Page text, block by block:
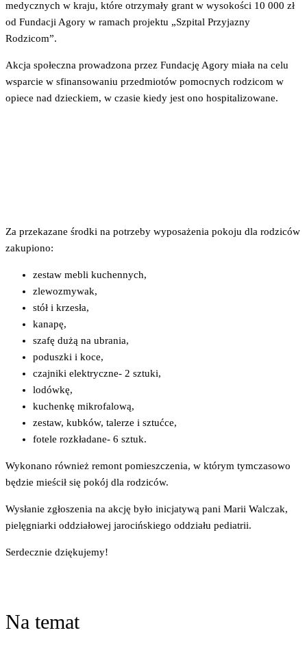
medycznych w kraju, które otrzymały grant w wysokości 10 000 zł
od Fundacji Agory w ramach projektu „Szpital Przyjazny
Rodzicom”.
Akcja społeczna prowadzona przez Fundację Agory miała na celu
wsparcie w sfinansowaniu przedmiotów pomocnych rodzicom w
opiece nad dzieckiem, w czasie kiedy jest ono hospitalizowane.
Za przekazane środki na potrzeby wyposażenia pokoju dla rodziców
zakupiono:
zestaw mebli kuchennych,
zlewozmywak,
stół i krzesła,
kanapę,
szafę dużą na ubrania,
poduszki i koce,
czajniki elektryczne- 2 sztuki,
lodówkę,
kuchenkę mikrofalową,
zestaw, kubków, talerze i sztućce,
fotele rozkładane- 6 sztuk.
Wykonano również remont pomieszczenia, w którym tymczasowo
będzie mieścił się pokój dla rodziców.
Wysłanie zgłoszenia na akcję było inicjatywą pani Marii Walczak,
pielęgniarki oddziałowej jarocińskiego oddziału pediatrii.
Serdecznie dziękujemy!
Na temat